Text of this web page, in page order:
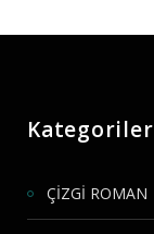
Kategoriler
ÇİZGİ ROMAN